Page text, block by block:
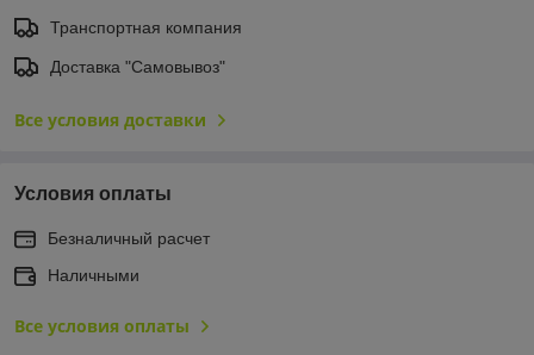
Транспортная компания
Доставка "Самовывоз"
Все условия доставки
Условия оплаты
Безналичный расчет
Наличными
Все условия оплаты